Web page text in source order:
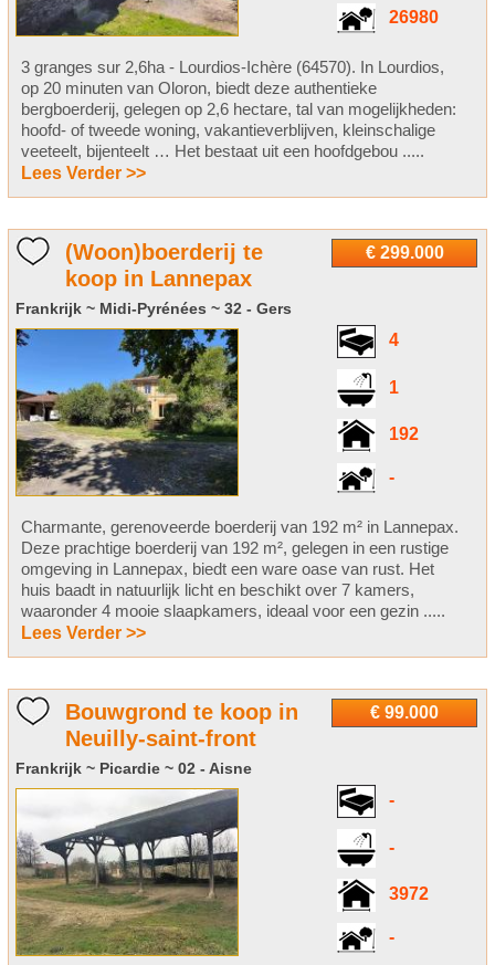
26980
3 granges sur 2,6ha - Lourdios-Ichère (64570). In Lourdios,
op 20 minuten van Oloron, biedt deze authentieke
bergboerderij, gelegen op 2,6 hectare, tal van mogelijkheden:
hoofd- of tweede woning, vakantieverblijven, kleinschalige
veeteelt, bijenteelt … Het bestaat uit een hoofdgebou .....
Lees Verder >>
€ 299.000
(Woon)boerderij te
koop in Lannepax
Frankrijk ~ Midi-Pyrénées ~ 32 - Gers
4
1
192
-
Charmante, gerenoveerde boerderij van 192 m² in Lannepax.
Deze prachtige boerderij van 192 m², gelegen in een rustige
omgeving in Lannepax, biedt een ware oase van rust. Het
huis baadt in natuurlijk licht en beschikt over 7 kamers,
waaronder 4 mooie slaapkamers, ideaal voor een gezin .....
Lees Verder >>
€ 99.000
Bouwgrond te koop in
Neuilly-saint-front
Frankrijk ~ Picardie ~ 02 - Aisne
-
-
3972
-